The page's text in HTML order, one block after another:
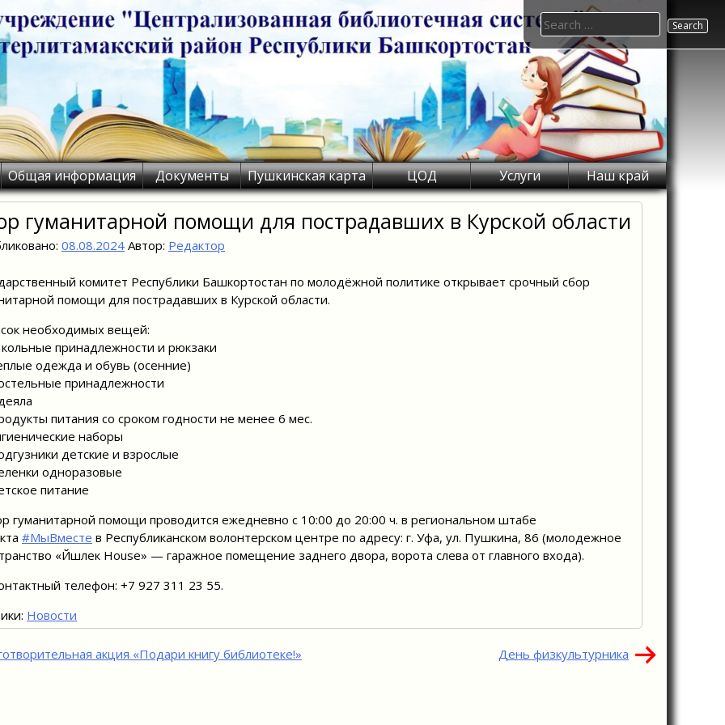
Общая информация Документы Пушкинская карта ЦОД Услуги Наш край
Search
for:
гуманитарной помощи для пострадавших в Курской области
08.08.2024 Автор: Редактор
комитет Республики Башкортостан по молодёжной политике открывает срочный сбор
помощи для пострадавших в Курской области.
необходимых вещей:
принадлежности и рюкзаки
одежда и обувь (осенние)
принадлежности
питания со сроком годности не менее 6 мес.
наборы
детские и взрослые
одноразовые
питание
гуманитарной помощи проводится ежедневно с 10:00 до 20:00 ч. в региональном штабе
#МыВместе в Республиканском волонтерском центре по адресу: г. Уфа, ул. Пушкина, 86 (молодежное
«Йәшлек House» — гаражное помещение заднего двора, ворота слева от главного входа).
телефон: +7 927 311 23 55.
Новости
акция «Подари книгу библиотеке!» День физкультурника